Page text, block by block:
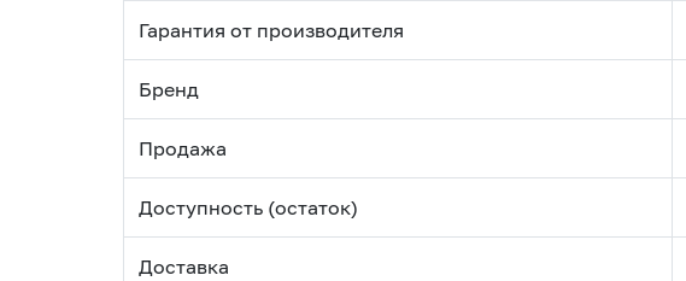
Гарантия от производителя
Бренд
Продажа
Доступность (остаток)
Доставка